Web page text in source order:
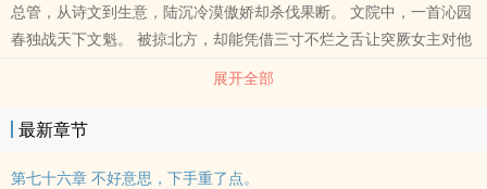
总管，从诗文到生意，陆沉冷漠傲娇却杀伐果断。 文院中，一首沁园
春独战天下文魁。 被掠北方，却能凭借三寸不烂之舌让突厥女主对他
刮目相看，礼送回朝。 陛下十道圣旨催他入京，陆沉不为所动：“不
好意思，我家小姐需要我。” 京城风云，无意间却发现自己的身世竟
然还藏着天大的秘密。 看陆沉如何一步步成长，如何登临人生巅
展开全部
最新章节
第七十六章 不好意思，下手重了点。